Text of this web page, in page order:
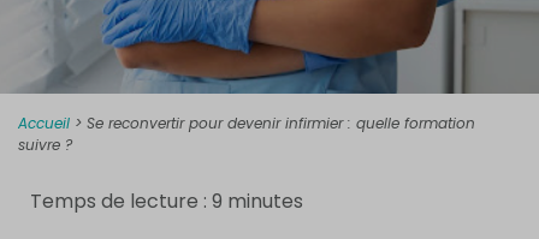
Accueil > Se reconvertir pour devenir infirmier : quelle formation
suivre ?
Temps de lecture : 9 minutes